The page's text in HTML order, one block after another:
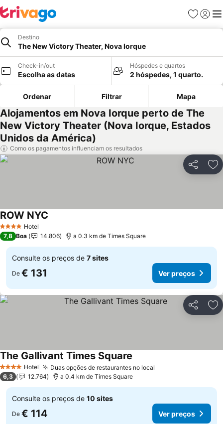
Favoritos
Iniciar
Destino
The New Victory Theater, Nova Iorque
Check-in/out
Escolha as datas
Hóspedes e quartos
2 hóspedes, 1 quarto.
Ordenar Filtrar Mapa
Alojamentos em Nova Iorque perto de The
New Victory Theater (Nova Iorque, Estados
Unidos da América)
Como os pagamentos influenciam os resultados
Partilhar
4 EstrelasHotel
ROW NYC
7,8 Boa 14.806 a 0.3 km de Times Square
Consulte os preços de 7 sites
De € 131 Ver preços
Partilhar
4 EstrelasHotel Duas opções de restaurantes no local
The Gallivant Times Square
6,3 12.764 a 0.4 km de Times Square
Consulte os preços de 10 sites
De € 114 Ver preços